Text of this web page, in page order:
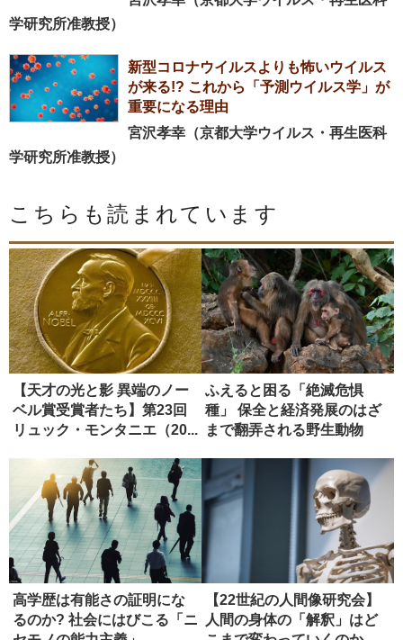
学研究所准教授）
新型コロナウイルスよりも怖いウイルス
が来る!? これから「予測ウイルス学」が
重要になる理由
宮沢孝幸（京都大学ウイルス・再生医科
学研究所准教授）
こちらも読まれています
【天才の光と影 異端のノー
ベル賞受賞者たち】第23回
リュック・モンタニエ（20...
ふえると困る「絶滅危惧
種」 保全と経済発展のはざ
まで翻弄される野生動物
高学歴は有能さの証明にな
るのか? 社会にはびこる「ニ
【22世紀の人間像研究会】
人間の身体の「解釈」はど